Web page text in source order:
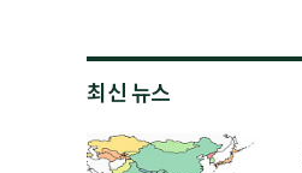
최신 뉴스